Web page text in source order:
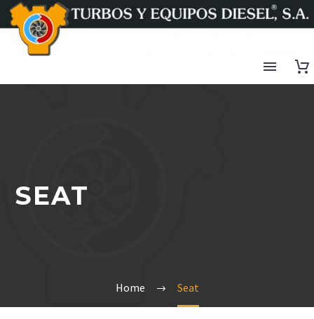
SEAT
Home Seat